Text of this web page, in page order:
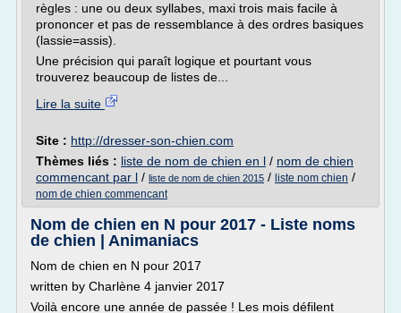
règles : une ou deux syllabes, maxi trois mais facile à
prononcer et pas de ressemblance à des ordres basiques
(lassie=assis).
Une précision qui paraît logique et pourtant vous
trouverez beaucoup de listes de...
Lire la suite
Site : http://dresser-son-chien.com
Thèmes liés : liste de nom de chien en l / nom de chien
commencant par l / liste de nom de chien 2015 / liste nom chien /
nom de chien commencant
Nom de chien en N pour 2017 - Liste noms
de chien | Animaniacs
Nom de chien en N pour 2017
written by Charlène 4 janvier 2017
Voilà encore une année de passée ! Les mois défilent